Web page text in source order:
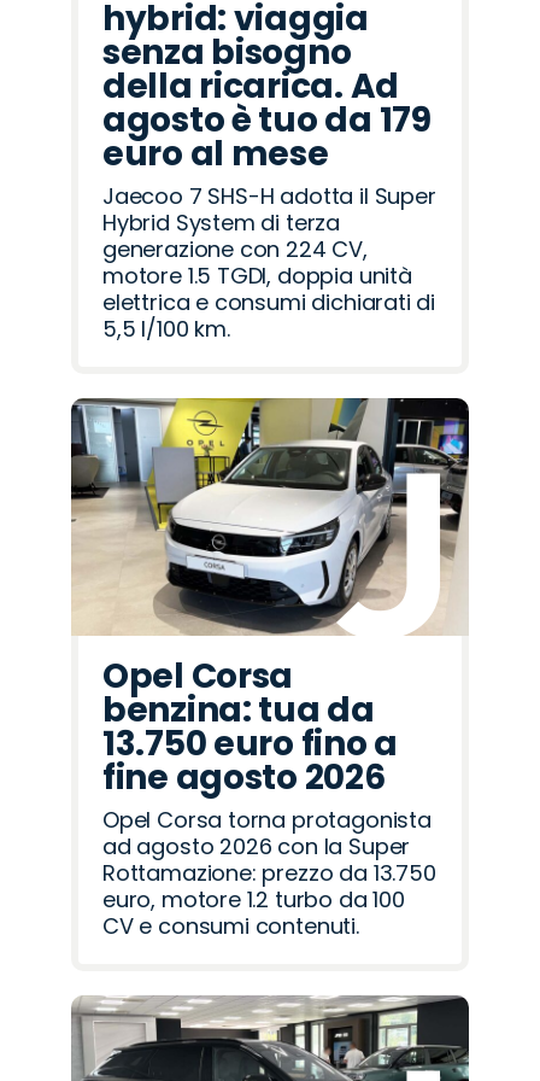
hybrid: viaggia
senza bisogno
della ricarica. Ad
agosto è tuo da 179
euro al mese
Jaecoo 7 SHS-H adotta il Super
Hybrid System di terza
generazione con 224 CV,
motore 1.5 TGDI, doppia unità
elettrica e consumi dichiarati di
5,5 l/100 km.
Opel Corsa
benzina: tua da
13.750 euro fino a
fine agosto 2026
Opel Corsa torna protagonista
ad agosto 2026 con la Super
Rottamazione: prezzo da 13.750
euro, motore 1.2 turbo da 100
CV e consumi contenuti.